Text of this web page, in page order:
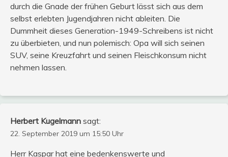
durch die Gnade der frühen Geburt lässt sich aus dem
selbst erlebten Jugendjahren nicht ableiten. Die
Dummheit dieses Generation-1949-Schreibens ist nicht
zu überbieten, und nun polemisch: Opa will sich seinen
SUV, seine Kreuzfahrt und seinen Fleischkonsum nicht
nehmen lassen.
Herbert Kugelmann sagt:
22. September 2019 um 15:50 Uhr
Herr Kaspar hat eine bedenkenswerte und